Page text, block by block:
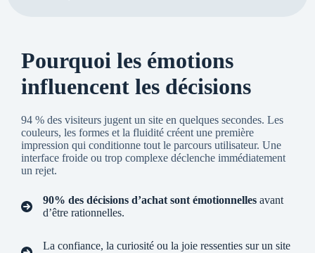
Pourquoi les émotions
influencent les décisions
94 % des visiteurs jugent un site en quelques secondes. Les
couleurs, les formes et la fluidité créent une première
impression qui conditionne tout le parcours utilisateur. Une
interface froide ou trop complexe déclenche immédiatement
un rejet.
90% des décisions d’achat sont émotionnelles avant
d’être rationnelles.
La confiance, la curiosité ou la joie ressenties sur un site